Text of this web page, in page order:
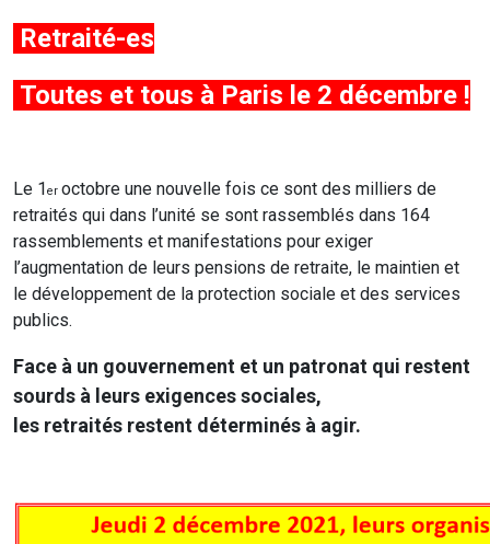
Retraité-es
Toutes et tous à Paris le 2 décembre !
Le 1er octobre une nouvelle fois ce sont des milliers de
retraités qui dans l’unité se sont rassemblés dans 164
rassemblements et manifestations pour exiger
l’augmentation de leurs pensions de retraite, le maintien et
le développement de la protection sociale et des services
publics.
Face à un gouvernement et un patronat qui restent
sourds à leurs exigences sociales,
les retraités restent déterminés à agir.